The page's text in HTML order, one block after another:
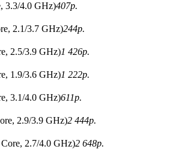
3.3/4.0 GHz)407р.
2.1/3.7 GHz)244р.
2.5/3.9 GHz)1 426р.
1.9/3.6 GHz)1 222р.
3.1/4.0 GHz)611р.
2.9/3.9 GHz)2 444р.
2.7/4.0 GHz)2 648р.